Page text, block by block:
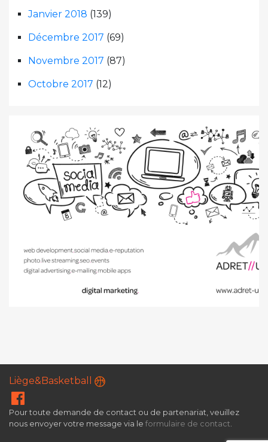
Janvier 2018 (139)
Décembre 2017 (69)
Novembre 2017 (87)
Octobre 2017 (12)
Liège&Basketball
Pour toute demande de contact ou de partenariat, veuillez
nous envoyer votre message via le formulaire de contact